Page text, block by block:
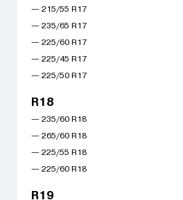
— 215/55 R17
— 235/65 R17
— 225/60 R17
— 225/45 R17
— 225/50 R17
R18
— 235/60 R18
— 265/60 R18
— 225/55 R18
— 225/60 R18
R19